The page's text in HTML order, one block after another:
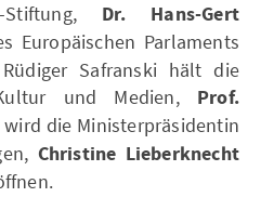
Stiftung, Dr. Hans-Gert
Europäischen Parlaments
Safranski hält die
und Medien, Prof.
wird die Ministerpräsidentin
Christine Lieberknecht